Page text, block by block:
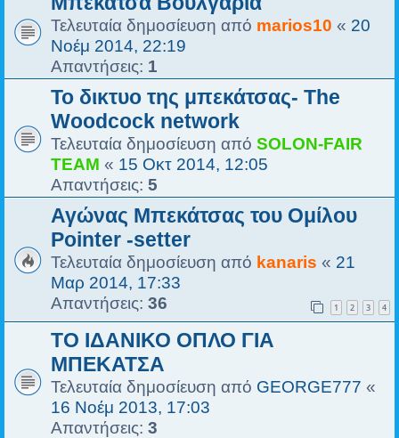
Τελευταία δημοσίευση από marios10 « 20
Νοέμ 2014, 22:19
Απαντήσεις: 1
Το δικτυο της μπεκάτσας- The
Woodcock network
Τελευταία δημοσίευση από SOLON-FAIR
ΤΕΑΜ « 15 Οκτ 2014, 12:05
Απαντήσεις: 5
Αγώνας Μπεκάτσας του Ομίλου
Pointer -setter
Τελευταία δημοσίευση από kanaris « 21
Μαρ 2014, 17:33
Απαντήσεις: 36 1 2 3 4
ΤΟ ΙΔΑΝΙΚΟ ΟΠΛΟ ΓΙΑ
ΜΠΕΚΑΤΣΑ
Τελευταία δημοσίευση από GEORGE777 «
16 Νοέμ 2013, 17:03
Απαντήσεις: 3